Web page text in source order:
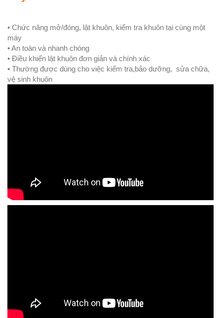
• Chức năng mở/đóng, lật khuôn, kiểm tra khuôn tại cùng một
máy
• An toàn và nhanh chóng
• Điều khiển lật khuôn đơn giản và chính xác
• Thường được dùng cho việc kiểm tra,bảo dưỡng, sửa chữa,
vệ sinh khuôn